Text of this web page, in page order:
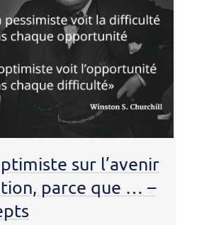
sur l’avenir
parce que … –